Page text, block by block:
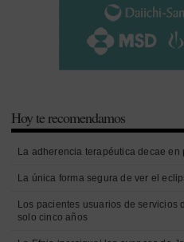
Hoy te recomendamos
La adherencia terapéutica decae en
La única forma segura de ver el
Los pacientes usuarios de servicios
solo cinco años